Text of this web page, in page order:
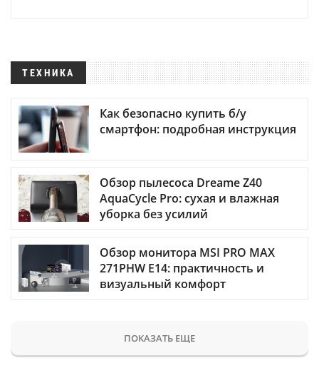
ТЕХНИКА
Как безопасно купить б/у
смартфон: подробная инструкция
Обзор пылесоса Dreame Z40
AquaCycle Pro: сухая и влажная
уборка без усилий
Обзор монитора MSI PRO MAX
271PHW E14: практичность и
визуальный комфорт
ПОКАЗАТЬ ЕЩЕ